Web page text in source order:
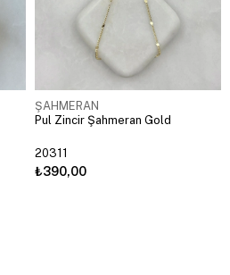
ŞAHMERAN
Pul Zincir Şahmeran Gold
20311
₺390,00